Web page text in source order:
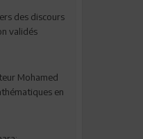
des discours
validés
Mohamed
en